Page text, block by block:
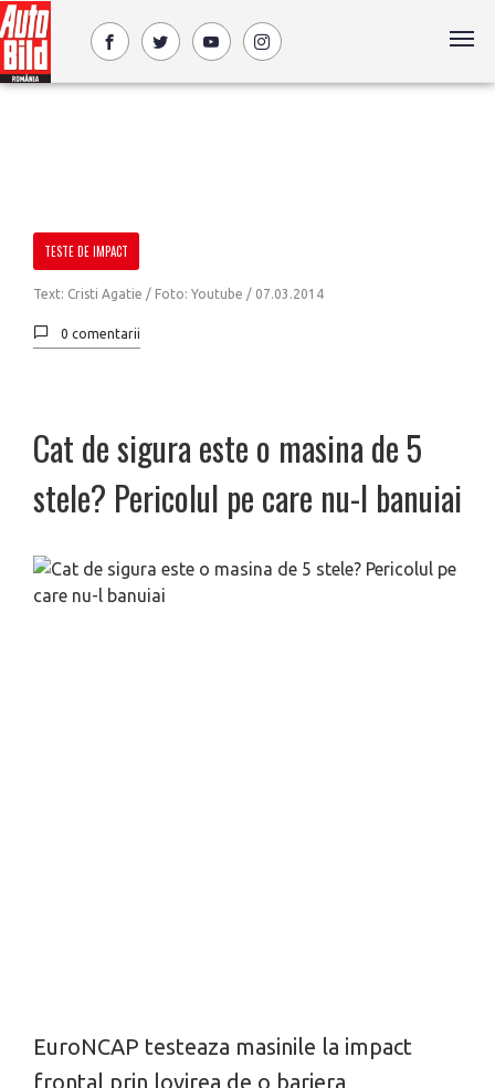
TESTE DE IMPACT
Text: Cristi Agatie / Foto: Youtube / 07.03.2014
0 comentarii
Cat de sigura este o masina de 5
stele? Pericolul pe care nu-l banuiai
EuroNCAP testeaza masinile la impact
frontal prin lovirea de o bariera